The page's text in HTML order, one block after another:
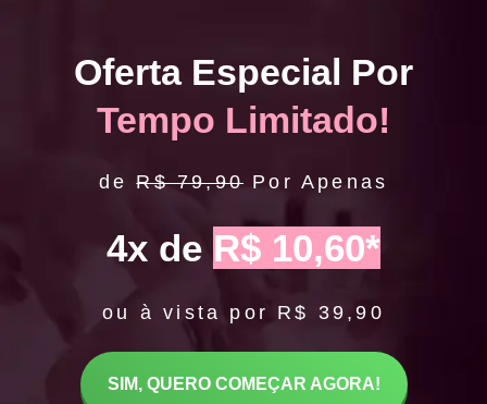
Oferta Especial Por
Tempo Limitado!
deR$ 79,90 Por Apenas
4x de R$ 10,60*
ou à vista por R$ 39,90
SIM, QUERO COMEÇAR AGORA!